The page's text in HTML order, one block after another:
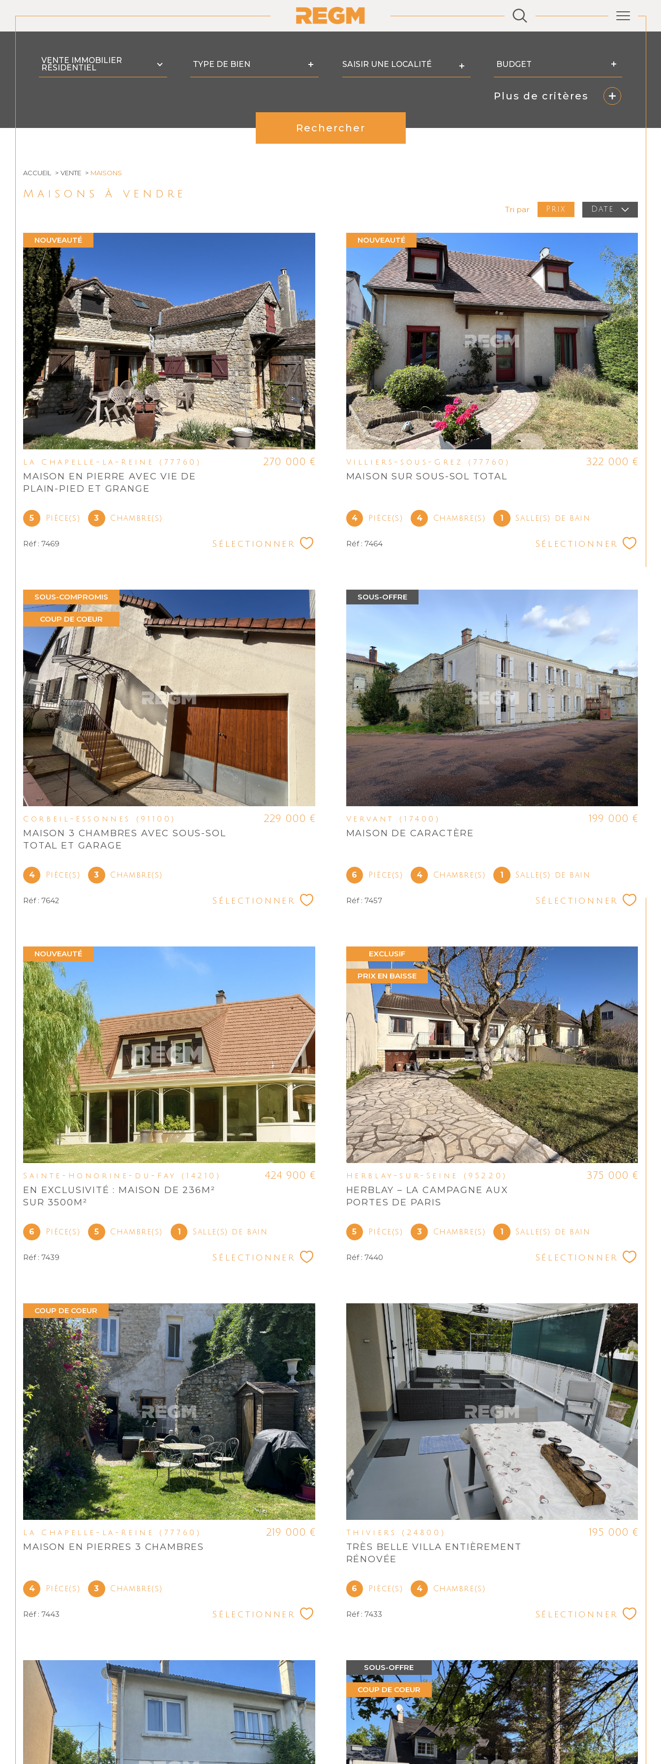
Type
d'offre
VENTE IMMOBILIER
RÉSIDENTIEL
de
TYPE DE BIEN
BUDGET
Plus de critères
Rechercher
ACCUEIL VENTE MAISONS
Maisons à vendre
Tri par Prix Date
NOUVEAUTÉ
La Chapelle-la-Reine (77760)
MAISON EN PIERRE AVEC VIE DE
PLAIN-PIED ET GRANGE
270 000 €
5 Pièce(s) 3 Chambre(s)
Réf : 7469 Sélectionner
NOUVEAUTÉ
Villiers-sous-Grez (77760)
MAISON SUR SOUS-SOL TOTAL
322 000 €
4 Pièce(s) 4 Chambre(s) 1 Salle(s) de bain
Réf : 7464 Sélectionner
SOUS-COMPROMIS
COUP DE COEUR
Corbeil-Essonnes (91100)
MAISON 3 CHAMBRES AVEC SOUS-SOL
TOTAL ET GARAGE
229 000 €
4 Pièce(s) 3 Chambre(s)
Réf : 7642 Sélectionner
SOUS-OFFRE
Vervant (17400)
MAISON DE CARACTÈRE
199 000 €
6 Pièce(s) 4 Chambre(s) 1 Salle(s) de bain
Réf : 7457 Sélectionner
NOUVEAUTÉ
Sainte-Honorine-du-Fay (14210)
EN EXCLUSIVITÉ : MAISON DE 236M²
SUR 3500M²
424 900 €
6 Pièce(s) 5 Chambre(s) 1 Salle(s) de bain
Réf : 7439 Sélectionner
EXCLUSIF
PRIX EN BAISSE
Herblay-sur-Seine (95220)
HERBLAY – LA CAMPAGNE AUX
PORTES DE PARIS
375 000 €
5 Pièce(s) 3 Chambre(s) 1 Salle(s) de bain
Réf : 7440 Sélectionner
COUP DE COEUR
La Chapelle-la-Reine (77760)
MAISON EN PIERRES 3 CHAMBRES
219 000 €
4 Pièce(s) 3 Chambre(s)
Réf : 7443 Sélectionner
Thiviers (24800)
TRÈS BELLE VILLA ENTIÈREMENT
RÉNOVÉE
195 000 €
6 Pièce(s) 4 Chambre(s)
Réf : 7433 Sélectionner
SOUS-OFFRE
COUP DE COEUR